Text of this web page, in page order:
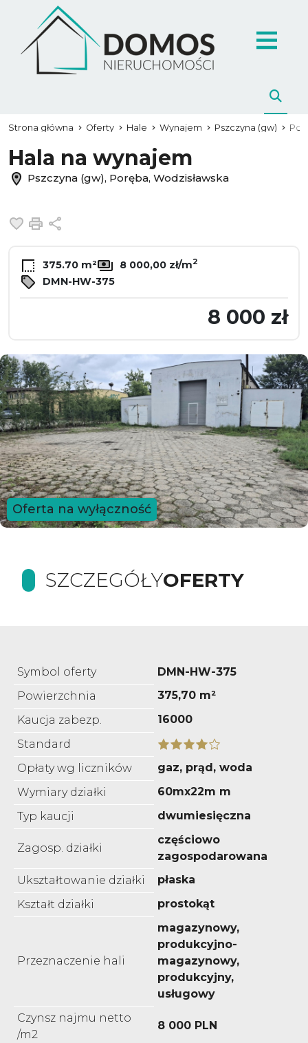
Strona główna Oferty Hale Wynajem Pszczyna (gw)
Hala na wynajem
Pszczyna (gw), Poręba, Wodzisławska
Dodaj do ulubionych
Drukuj
375.70 m² 8 000,00 zł/m2
DMN-HW-375
8 000 zł
Oferta na wyłączność
SZCZEGÓŁYOFERTY
Symbol oferty
DMN-HW-375
Powierzchnia
375,70 m²
Kaucja zabezp.
16000
Standard
Opłaty wg liczników
gaz, prąd, woda
Wymiary działki
60mx22m m
Typ kaucji
dwumiesięczna
Zagosp. działki
częściowo
zagospodarowana
Ukształtowanie działki
płaska
Kształt działki
prostokąt
Przeznaczenie hali
magazynowy,
produkcyjno-
magazynowy,
produkcyjny,
usługowy
Czynsz najmu netto
/m2
8 000 PLN